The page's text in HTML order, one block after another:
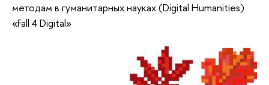
методам в гуманитарных науках (Digital Humanities)
«Fall 4 Digital»